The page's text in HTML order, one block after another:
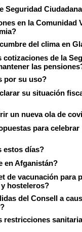
Seguridad
en la Comunidad
del clima en
cotizaciones de la
las
por su uso?
su situación
un nueva ola de
para celebrar
estos días?
en Afganistán?
de vacunación para
hosteleros?
del Consell a
restricciones